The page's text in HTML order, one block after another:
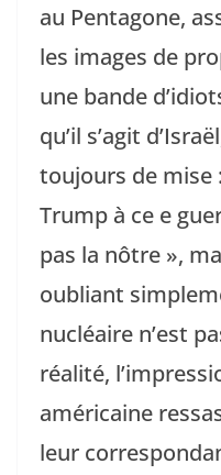
au Pentagone,
les images de
une bande
qu’il s’agit
toujours de mise
Trump à ce e
pas la nôtre »,
oubliant
nucléaire n’est
réalité,
américaine
leur